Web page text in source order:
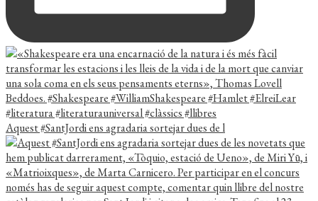
Aquest #SantJordi ens agradaria sortejar dues de l